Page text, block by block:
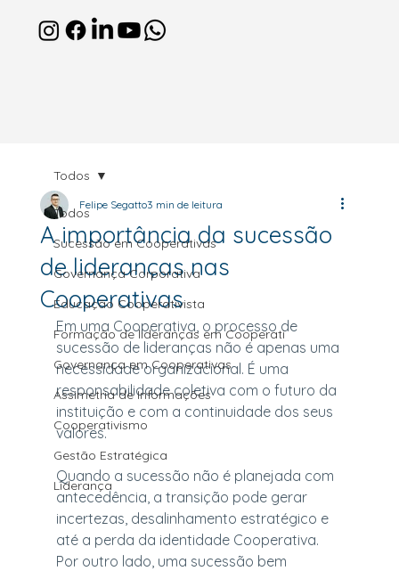
Todos
Sucessão em Cooperativas
Governança Corporativa
Educação Cooperativista
Formação de lideranças em Cooperati
Governança em Cooperativas
Assimetria de Informações
Cooperativismo
Gestão Estratégica
Liderança
Todos
A importância da sucessão
de lideranças nas
Cooperativas
Felipe Segatto3 min de leitura
Em uma Cooperativa, o processo de
sucessão de lideranças não é apenas uma
necessidade organizacional. É uma
responsabilidade coletiva com o futuro da
instituição e com a continuidade dos seus
valores.
Quando a sucessão não é planejada com
antecedência, a transição pode gerar
incertezas, desalinhamento estratégico e
até a perda da identidade Cooperativa.
Por outro lado, uma sucessão bem